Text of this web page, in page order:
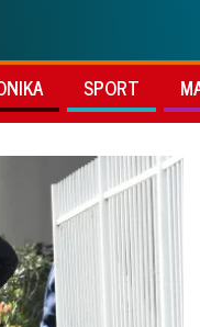
SPORT